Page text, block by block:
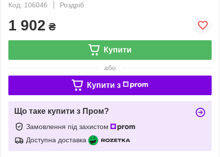
Код: 106046
Роздріб
1 902 ₴
Купити
або
Купити з
Що таке купити з Пром?
Замовлення під захистом
Доступна доставка